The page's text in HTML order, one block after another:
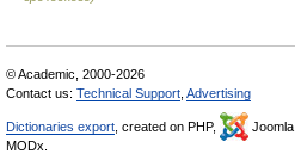
© Academic, 2000-2026
Contact us: Technical Support Advertising
Dictionaries export , created on PHP, Joomla,
MODx.